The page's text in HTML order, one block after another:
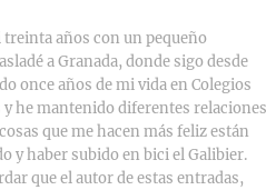
treinta años con un pequeño
a Granada, donde sigo desde
once años de mi vida en Colegios
he mantenido diferentes relaciones
que me hacen más feliz están
y haber subido en bici el Galibier.
que el autor de estas entradas,